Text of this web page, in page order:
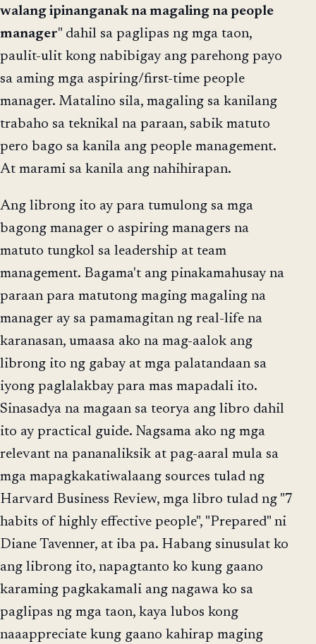
walang ipinanganak na magaling na people
manager" dahil sa paglipas ng mga taon,
paulit-ulit kong nabibigay ang parehong payo
sa aming mga aspiring/first-time people
manager. Matalino sila, magaling sa kanilang
trabaho sa teknikal na paraan, sabik matuto
pero bago sa kanila ang people management.
At marami sa kanila ang nahihirapan.
Ang librong ito ay para tumulong sa mga
bagong manager o aspiring managers na
matuto tungkol sa leadership at team
management. Bagama't ang pinakamahusay na
paraan para matutong maging magaling na
manager ay sa pamamagitan ng real-life na
karanasan, umaasa ako na mag-aalok ang
librong ito ng gabay at mga palatandaan sa
iyong paglalakbay para mas mapadali ito.
Sinasadya na magaan sa teorya ang libro dahil
ito ay practical guide. Nagsama ako ng mga
relevant na pananaliksik at pag-aaral mula sa
mga mapagkakatiwalaang sources tulad ng
Harvard Business Review, mga libro tulad ng "7
habits of highly effective people", "Prepared" ni
Diane Tavenner, at iba pa. Habang sinusulat ko
ang librong ito, napagtanto ko kung gaano
karaming pagkakamali ang nagawa ko sa
paglipas ng mga taon, kaya lubos kong
naaappreciate kung gaano kahirap maging